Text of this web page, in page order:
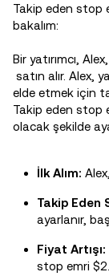
Takip eden stop
bakalım:
Bir yatırımcı,
satın alır. Alex,
elde etmek için
Takip eden stop
olacak şekilde
İlk Alım:
Takip Eden
ayarlanır,
Fiyat Artışı:
stop emri